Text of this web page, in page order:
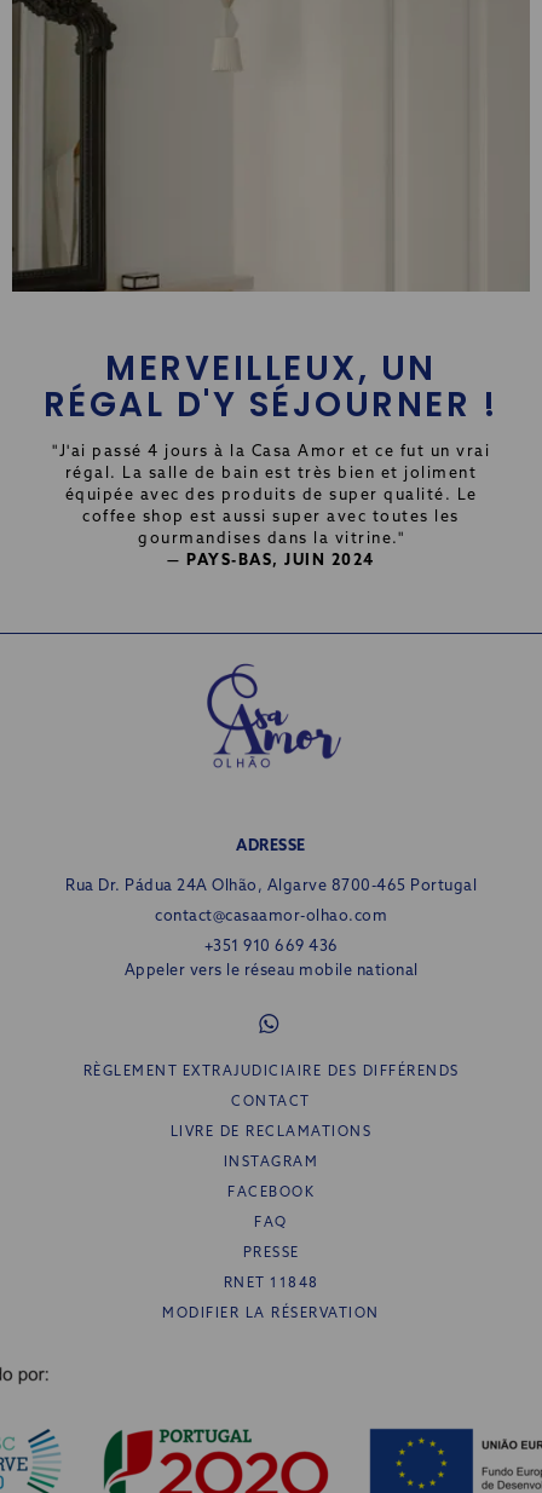
MERVEILLEUX, UN
RÉGAL D'Y SÉJOURNER !
"J'ai passé 4 jours à la Casa Amor et ce fut un vrai
régal. La salle de bain est très bien et joliment
équipée avec des produits de super qualité. Le
coffee shop est aussi super avec toutes les
gourmandises dans la vitrine."
— PAYS-BAS, JUIN 2024
ADRESSE
Rua Dr. Pádua 24A Olhão, Algarve 8700-465 Portugal
contact@casaamor-olhao.com
+351 910 669 436
Appeler vers le réseau mobile national
RÈGLEMENT EXTRAJUDICIAIRE DES DIFFÉRENDS
CONTACT
LIVRE DE RECLAMATIONS
INSTAGRAM
FACEBOOK
FAQ
PRESSE
RNET 11848
MODIFIER LA RÉSERVATION